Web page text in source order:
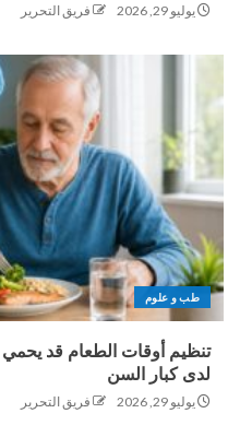
يوليو 29, 2026 فريق التحرير
طب و علوم
تنظيم أوقات الطعام قد يحمي
لدى كبار السن
يوليو 29, 2026 فريق التحرير